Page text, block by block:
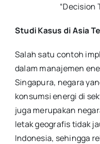
“Decision
Studi Kasus di Asia
Salah satu contoh
dalam manajemen
Singapura, negara
konsumsi energi di
juga merupakan
letak geografis tidak
Indonesia, sehingga